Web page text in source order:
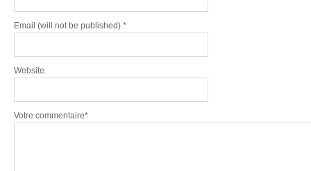
Email (will not be published) *
Website
Votre commentaire*